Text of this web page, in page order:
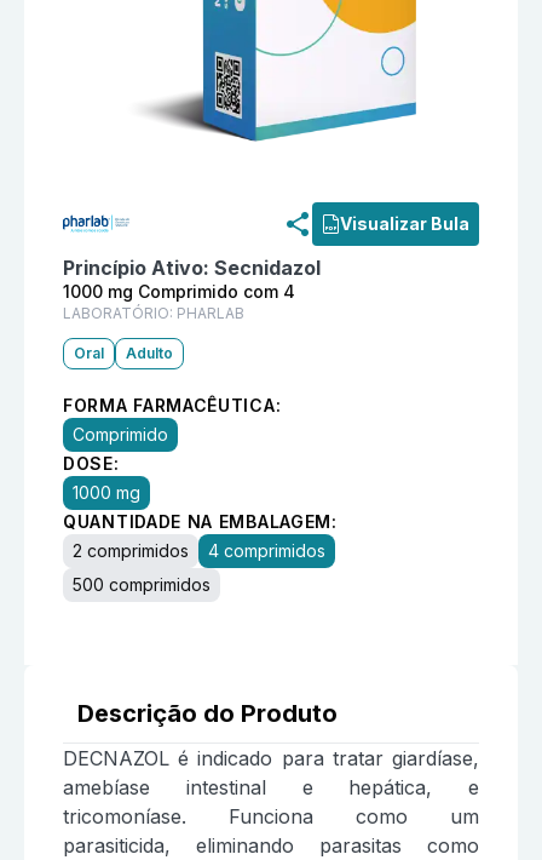
Visualizar Bula
Princípio Ativo: Secnidazol
1000 mg Comprimido com 4
LABORATÓRIO: PHARLAB
Oral Adulto
FORMA FARMACÊUTICA:
Comprimido
DOSE:
1000 mg
QUANTIDADE NA EMBALAGEM:
2 comprimidos
4 comprimidos
500 comprimidos
Descrição do Produto
DECNAZOL é indicado para tratar giardíase,
amebíase intestinal e hepática, e
tricomoníase. Funciona como um
parasiticida, eliminando parasitas como